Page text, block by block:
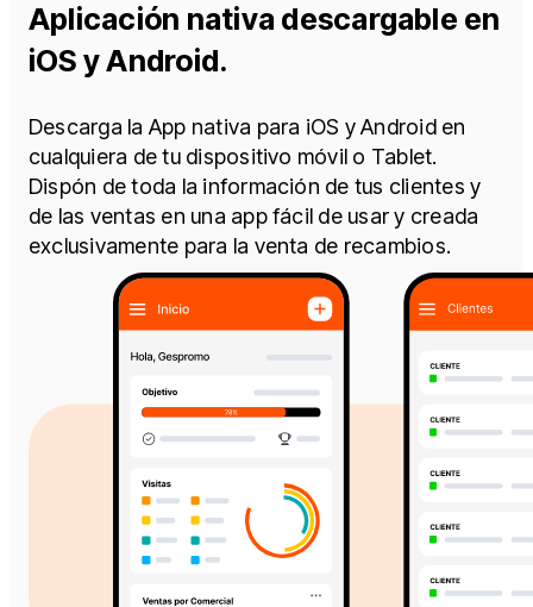
Aplicación nativa descargable en
iOS y Android.​
Descarga la App nativa para iOS y Android en
cualquiera de tu dispositivo móvil o Tablet.
Dispón de toda la información de tus clientes y
de las ventas en una app fácil de usar y creada
exclusivamente para la venta de recambios.​